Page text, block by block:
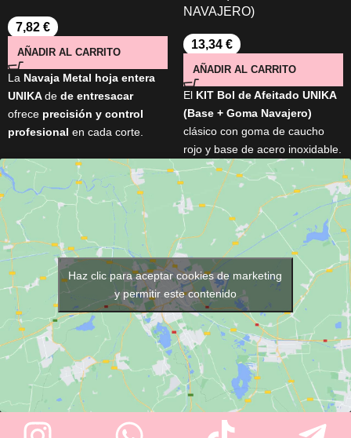
7,82 €
AÑADIR AL CARRITO
La Navaja Metal hoja entera
UNIKAde de entresacar
ofrece precisión y control
profesional en cada corte.
cuenta con
filo de 33 mm, es
ergonómica, resistentey
viene
lista para usar con
cuchilla incluida
. Ideal para
barberos y peluqueros
NAVAJERO)
13,34 €
AÑADIR AL CARRITO
El KIT Bol de Afeitado UNIKA
(Base + Goma Navajero)
clásico con goma de caucho
rojo y base de acero inoxidable.
Ideal para eliminar restos de la
navaja sin dañar el filo. Diseño
vintage recuperado de
barberías tradicionales. Ligero,
resistente, y con medidas
prácticas: 120 mm de base, 80
mm de goma, 50 mm de alto.
Haz clic para aceptar cookies de marketing
y permitir este contenido